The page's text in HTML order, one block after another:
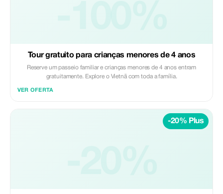
-100%
Tour gratuito para crianças menores de 4 anos
Reserve um passeio familiar e crianças menores de 4 anos entram
gratuitamente. Explore o Vietnã com toda a família.
VER OFERTA
-20% Plus